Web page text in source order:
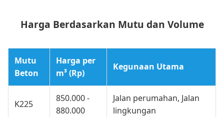
Harga Berdasarkan Mutu dan Volume
Mutu
Beton
Harga per
m³ (Rp)
Kegunaan Utama
K225
850.000 -
880.000
Jalan perumahan, Jalan
lingkungan